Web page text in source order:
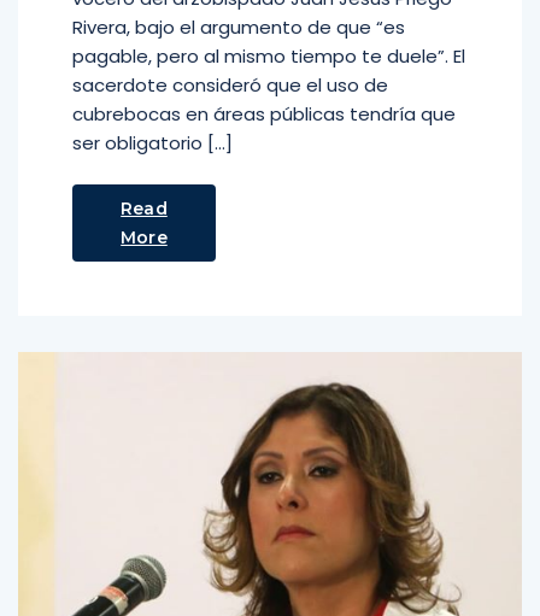
Rivera, bajo el argumento de que “es
pagable, pero al mismo tiempo te duele”. El
sacerdote consideró que el uso de
cubrebocas en áreas públicas tendría que
ser obligatorio […]
Read
More